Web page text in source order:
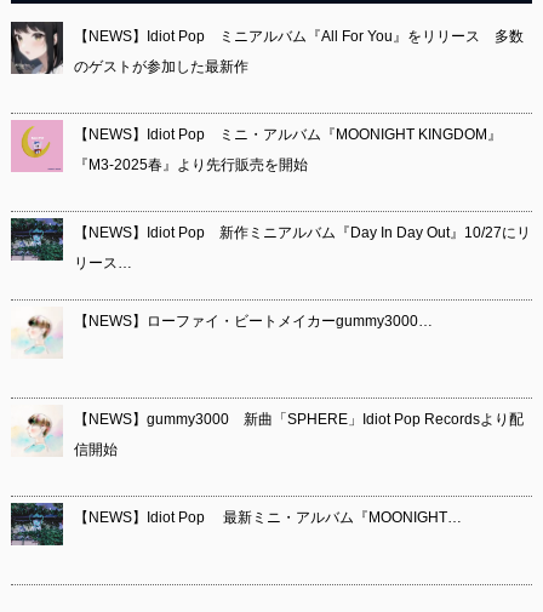
【NEWS】Idiot Pop ミニアルバム『All For You』をリリース 多数
のゲストが参加した最新作
【NEWS】Idiot Pop ミニ・アルバム『MOONIGHT KINGDOM』
『M3-2025春』より先行販売を開始
【NEWS】Idiot Pop 新作ミニアルバム『Day In Day Out』10/27にリ
リース…
【NEWS】ローファイ・ビートメイカーgummy3000…
【NEWS】gummy3000 新曲「SPHERE」Idiot Pop Recordsより配
信開始
【NEWS】Idiot Pop 最新ミニ・アルバム『MOONIGHT…